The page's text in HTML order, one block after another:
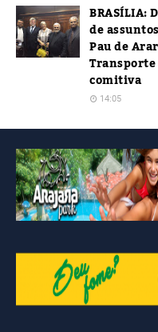
BRASÍLIA:
de
Pau de
comitiva
14:05